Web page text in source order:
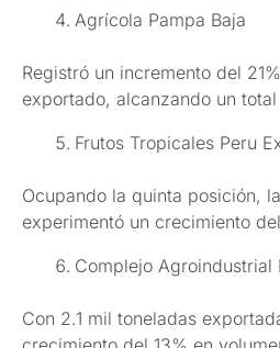
Agrícola Pampa Baja
Registró un incremento del
exportado, alcanzando un
Frutos Tropicales Peru
Ocupando la quinta posición,
experimentó un crecimiento
Complejo Agroindustrial
Con 2.1 mil toneladas